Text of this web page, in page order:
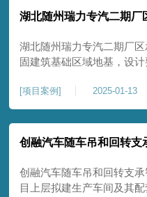
湖北随州瑞力专汽二期厂
湖北随州瑞力专汽二期厂
固建筑基础区域地基，设
物，且本项目采用夯击能
性，我司在临近建筑物的
[项目案例 ] 2025-01-13
创融汽车随车吊和回转支
创融汽车随车吊和回转支
目上层拟建生产车间及其